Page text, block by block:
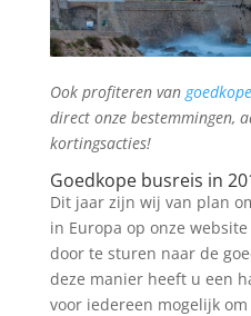
Ook profiteren van
direct onze bestemmingen,
kortingsacties!
Goedkope busreis in
Dit jaar zijn wij van plan
in Europa op onze
door te sturen naar de
deze manier heeft u een
voor iedereen mogelijk